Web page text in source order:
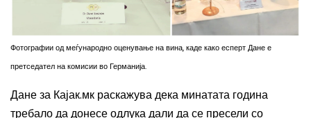
Фотографии од меѓународно оценување на вина, каде како есперт Дане е
претседател на комисии во Германија.
Дане за Кајак.мк раскажува дека минатата година
требало дадонесеодлука дали да се пресели со